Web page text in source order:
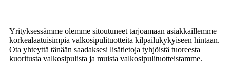
Yrityksessämme olemme sitoutuneet tarjoamaan asiakkaillemme
korkealaatuisimpia valkosipulituotteita kilpailukykyiseen hintaan.
Ota yhteyttä tänään saadaksesi lisätietoja tyhjöistä tuoreesta
kuoritusta valkosipulista ja muista valkosipulituotteistamme.